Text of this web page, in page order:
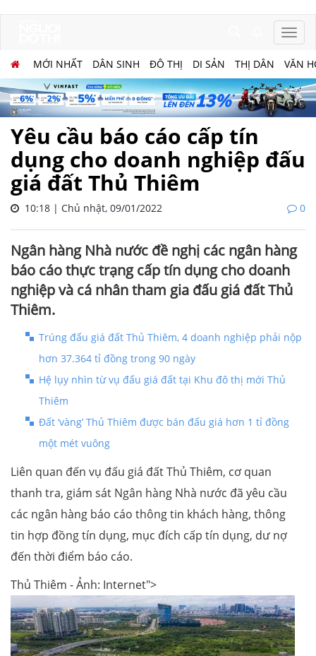
MỚI NHẤT DÂN SINH ĐÔ THỊ DI SẢN THỊ DÂN VĂN
Yêu cầu báo cáo cấp tín
dụng cho doanh nghiệp đấu
giá đất Thủ Thiêm
10:18 | Chủ nhật, 09/01/2022 0
Ngân hàng Nhà nước đề nghị các ngân hàng
báo cáo thực trạng cấp tín dụng cho doanh
nghiệp và cá nhân tham gia đấu giá đất Thủ
Thiêm.
Trúng đấu giá đất Thủ Thiêm, 4 doanh nghiệp phải nộp
hơn 37.364 tỉ đồng trong 90 ngày
Hệ lụy nhìn từ vụ đấu giá đất tại Khu đô thị mới Thủ
Thiêm
Đất ‘vàng’ Thủ Thiêm được bán đấu giá hơn 1 tỉ đồng
một mét vuông
Liên quan đến vụ đấu giá đất Thủ Thiêm , cơ quan
thanh tra, giám sát Ngân hàng Nhà nước đã yêu cầu
các ngân hàng báo cáo thông tin khách hàng, thông
tin hợp đồng tín dụng, mục đích cấp tín dụng, dư nợ
đến thời điểm báo cáo.
Thủ Thiêm - Ảnh: Internet">